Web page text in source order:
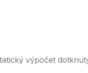
výpočet